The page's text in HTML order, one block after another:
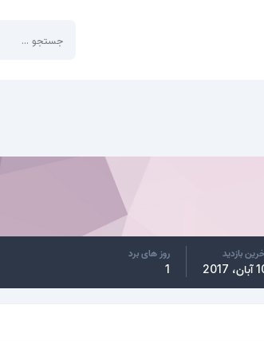
بازدید
2017
روز های برد
1